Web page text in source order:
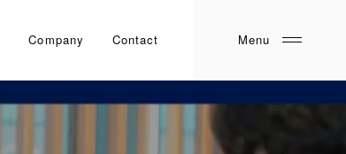
Company Contact